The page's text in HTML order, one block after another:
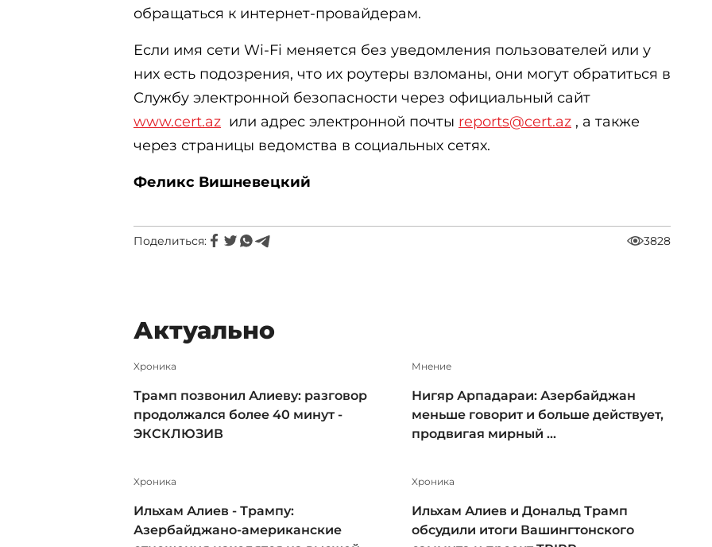
обращаться к интернет-провайдерам.
Если имя сети Wi-Fi меняется без уведомления пользователей или у
них есть подозрения, что их роутеры взломаны, они могут обратиться в
Службу электронной безопасности через официальный сайт
www.cert.az или адрес электронной почты reports@cert.az , а также
через страницы ведомства в социальных сетях.
Феликс Вишневецкий
Поделиться: 3828
Актуально
Xроника
Трамп позвонил Алиеву: разговор
продолжался более 40 минут -
ЭКСКЛЮЗИВ
Мнение
Нигяр Арпадараи: Азербайджан
меньше говорит и больше действует,
продвигая мирный ...
Xроника
Ильхам Алиев - Трампу:
Азербайджано-американские
Xроника
Ильхам Алиев и Дональд Трамп
обсудили итоги Вашингтонского